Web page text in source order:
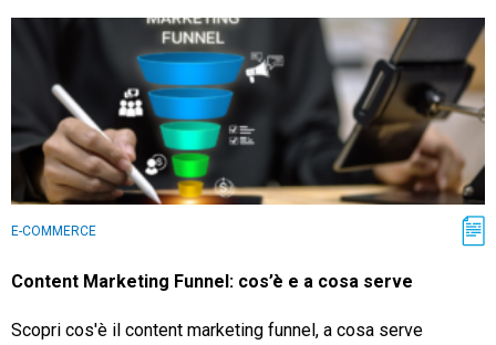
E-COMMERCE
Content Marketing Funnel: cos’è e a cosa serve
Scopri cos'è il content marketing funnel, a cosa serve